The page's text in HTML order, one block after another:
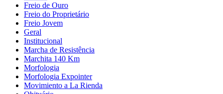
Freio de Ouro
Freio do Proprietário
Freio Jovem
Geral
Institucional
Marcha de Resistência
Marchita 140 Km
Morfologia
Morfologia Expointer
Movimiento a La Rienda